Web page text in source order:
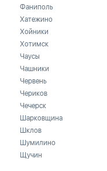
Фаниполь
Хатежино
Хойники
Хотимск
Чаусы
Чашники
Червень
Чериков
Чечерск
Шарковщина
Шклов
Шумилино
Щучин